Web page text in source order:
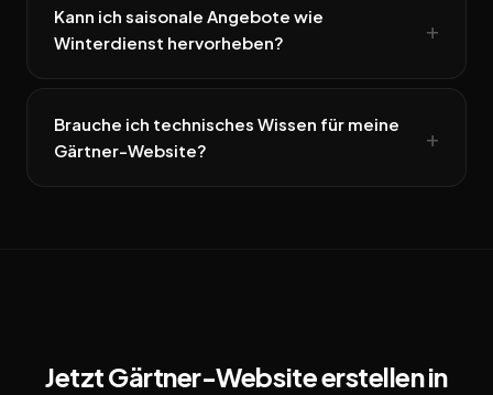
Kann ich saisonale Angebote wie
Winterdienst hervorheben?
Brauche ich technisches Wissen für meine
Gärtner-Website?
Jetzt Gärtner-Website erstellen in